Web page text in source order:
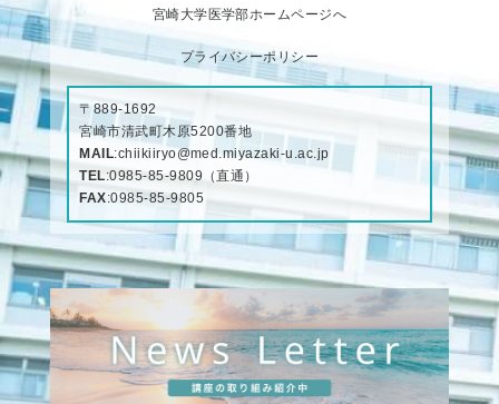
宮崎大学医学部ホームページへ
プライバシーポリシー
〒889-1692
宮崎市清武町木原5200番地
MAIL:chiikiiryo@med.miyazaki-u.ac.jp
TEL:0985-85-9809 （直通）
FAX:0985-85-9805